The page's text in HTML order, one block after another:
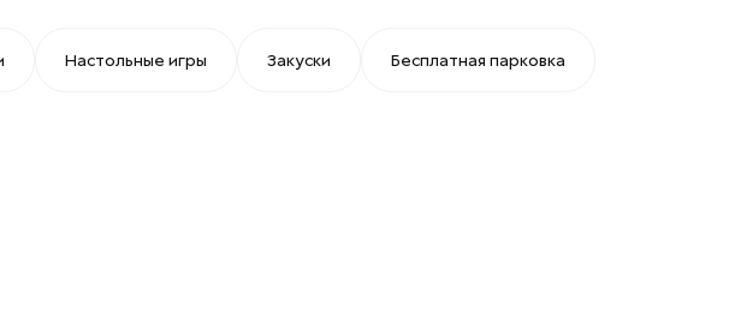
Настольные игры Закуски Бесплатная парковка